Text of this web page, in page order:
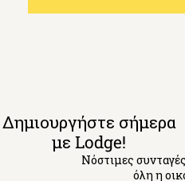
Δημιουργήστε σήμερα
με Lodge!
Νόστιμες
όλη η